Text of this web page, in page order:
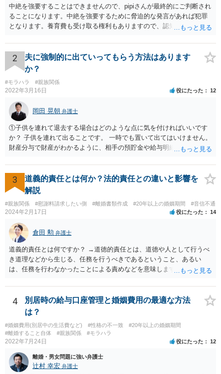
中絶を強要することはできませんので、pipiさんが最終的にご判断され
ることになります。中絶を強要するために脅迫的な発言があれば犯罪
となります。養育費も受け取る権利もありますので、認知等につきお
勧めします。
2
夫に強制的に出ていってもらう方法はあります
か？
#モラハラ #親族関係
2022年3月16日 役にたった 12
岡田 晃朝 弁護士
①子供を連れて退去する場合はどのような点に気を付ければいいです
か？ 子供を連れて出ることです。 一時でも置いて出てはいけません。
財産分与で財産がわかるように、相手の預貯金や給与明細などの記録
ら立ち退かない場合は明渡し請求訴訟を提起することになりますか？
はい。 もっとも、調停の中で明け渡しを打診し、それでも出ないとき
はということになるでしょう。
3
道義的責任とは何か？法的責任との違いと影響を
解説
#親族関係 #慰謝料請求したい側 #離婚書類作成 #20年以上の婚姻期間 #音信不通
2024年2月17日 役にたった 14
倉田 勲 弁護士
道義的責任とは何ですか？ →道徳的責任とは、道徳や人として行うべ
き道理などから生じる、任務を行うべきであるということ、あるい
は、任務を行わなかったことによる責めなどを意味します。 道義的責
則はありませんが、道義的責任を果たさないことで、他人からの信用
を無くす、不遇を受けるなどの一般的にはそのような事実上の不利益
が生じます。
4
別居時の給与口座管理と婚姻費用の最適な方法
は？
#婚姻費用(別居中の生活費など) #性格の不一致
#20年以上の婚姻期間
#離婚すること自体
#親族関係 #モラハラ
2022年7月24日 役にたった 12
離婚・男女問題に強い弁護士
辻村 幸宏 弁護士